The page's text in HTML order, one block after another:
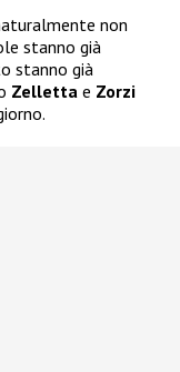
non
stanno già
stanno già
Zelletta e Zorzi